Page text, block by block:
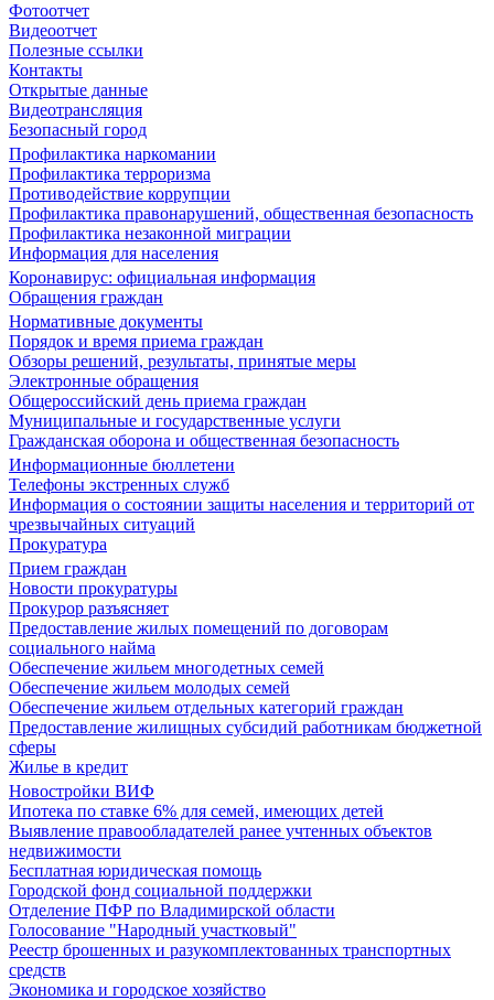
Фотоотчет
Видеоотчет
Полезные ссылки
Контакты
Открытые данные
Видеотрансляция
Безопасный город
Профилактика наркомании
Профилактика терроризма
Противодействие коррупции
Профилактика правонарушений, общественная безопасность
Профилактика незаконной миграции
Информация для населения
Коронавирус: официальная информация
Обращения граждан
Нормативные документы
Порядок и время приема граждан
Обзоры решений, результаты, принятые меры
Электронные обращения
Общероссийский день приема граждан
Муниципальные и государственные услуги
Гражданская оборона и общественная безопасность
Информационные бюллетени
Телефоны экстренных служб
Информация о состоянии защиты населения и территорий от
чрезвычайных ситуаций
Прокуратура
Прием граждан
Новости прокуратуры
Прокурор разъясняет
Предоставление жилых помещений по договорам
социального найма
Обеспечение жильем многодетных семей
Обеспечение жильем молодых семей
Обеспечение жильем отдельных категорий граждан
Предоставление жилищных субсидий работникам бюджетной
сферы
Жилье в кредит
Новостройки ВИФ
Ипотека по ставке 6% для семей, имеющих детей
Выявление правообладателей ранее учтенных объектов
недвижимости
Бесплатная юридическая помощь
Городской фонд социальной поддержки
Отделение ПФР по Владимирской области
Голосование "Народный участковый"
Реестр брошенных и разукомплектованных транспортных
средств
Экономика и городское хозяйство